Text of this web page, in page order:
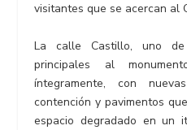
visitantes que se acercan al
La calle Castillo, uno
principales al
íntegramente, con
contención y pavimentos
espacio degradado en un